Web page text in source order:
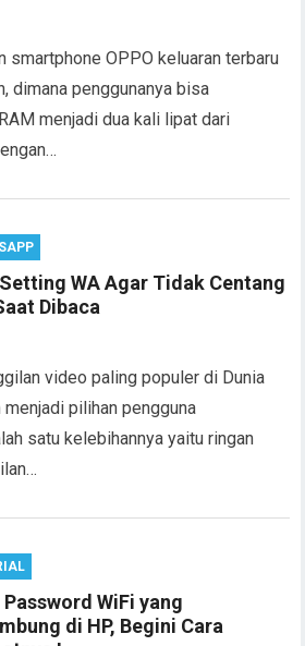
smartphone OPPO keluaran terbaru
dimana penggunanya bisa
menjadi dua kali lipat dari
WA Agar Tidak Centang
Dibaca
video paling populer di Dunia
pilihan pengguna
satu kelebihannya yaitu ringan
WiFi yang
di HP, Begini Cara